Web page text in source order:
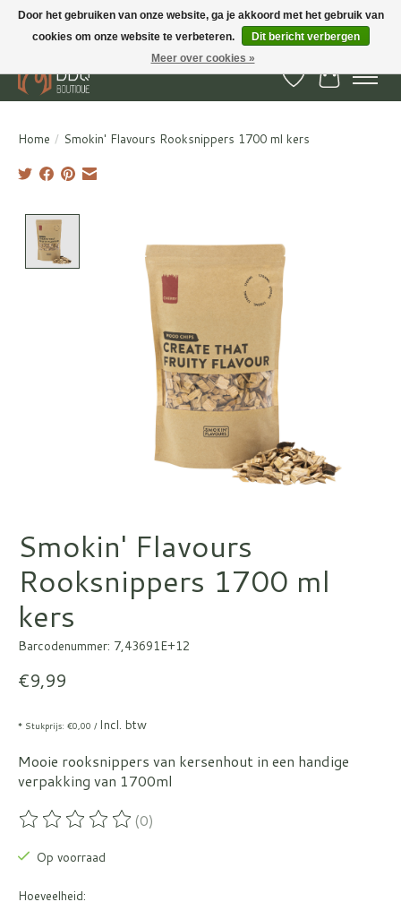
BBQ Boutique - Gratis verzenden en afhalen in Hedel en Kesteren
Verlanglijst
Home / Smokin' Flavours Rooksnippers 1700 ml kers
Smokin' Flavours
Rooksnippers 1700 ml
kers
Barcodenummer: 7,43691E+12
€9,99
* Stukprijs: €0,00 / Incl. btw
Mooie rooksnippers van kersenhout in een handige
verpakking van 1700ml
De beoordeling van dit product is
(0)
Op voorraad
Hoeveelheid:
Door het gebruiken van onze website, ga je akkoord met het gebruik van
cookies om onze website te verbeteren.
Dit bericht verbergen
Meer over cookies »